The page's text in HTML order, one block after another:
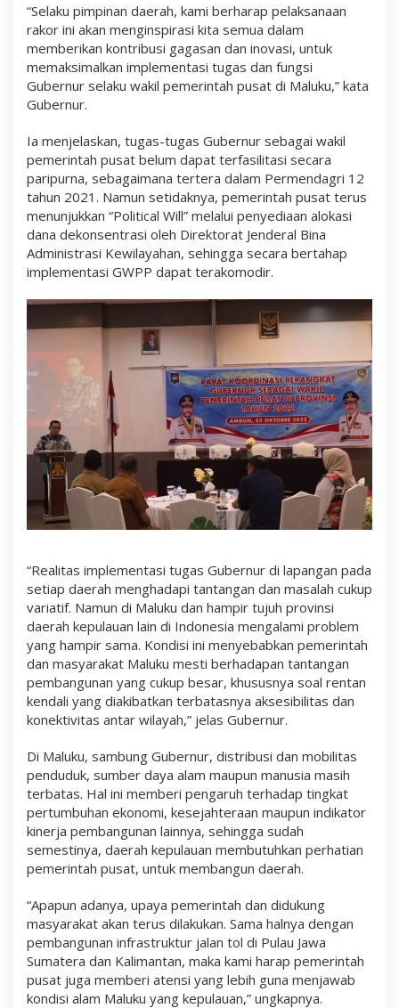
“Selaku pimpinan daerah, kami berharap pelaksanaan
rakor ini akan menginspirasi kita semua dalam
memberikan kontribusi gagasan dan inovasi, untuk
memaksimalkan implementasi tugas dan fungsi
Gubernur selaku wakil pemerintah pusat di Maluku,” kata
Gubernur.
Ia menjelaskan, tugas-tugas Gubernur sebagai wakil
pemerintah pusat belum dapat terfasilitasi secara
paripurna, sebagaimana tertera dalam Permendagri 12
tahun 2021. Namun setidaknya, pemerintah pusat terus
menunjukkan “Political Will” melalui penyediaan alokasi
dana dekonsentrasi oleh Direktorat Jenderal Bina
Administrasi Kewilayahan, sehingga secara bertahap
implementasi GWPP dapat terakomodir.
“Realitas implementasi tugas Gubernur di lapangan pada
setiap daerah menghadapi tantangan dan masalah cukup
variatif. Namun di Maluku dan hampir tujuh provinsi
daerah kepulauan lain di Indonesia mengalami problem
yang hampir sama. Kondisi ini menyebabkan pemerintah
dan masyarakat Maluku mesti berhadapan tantangan
pembangunan yang cukup besar, khususnya soal rentan
kendali yang diakibatkan terbatasnya aksesibilitas dan
konektivitas antar wilayah,” jelas Gubernur.
Di Maluku, sambung Gubernur, distribusi dan mobilitas
penduduk, sumber daya alam maupun manusia masih
terbatas. Hal ini memberi pengaruh terhadap tingkat
pertumbuhan ekonomi, kesejahteraan maupun indikator
kinerja pembangunan lainnya, sehingga sudah
semestinya, daerah kepulauan membutuhkan perhatian
pemerintah pusat, untuk membangun daerah.
“Apapun adanya, upaya pemerintah dan didukung
masyarakat akan terus dilakukan. Sama halnya dengan
pembangunan infrastruktur jalan tol di Pulau Jawa
Sumatera dan Kalimantan, maka kami harap pemerintah
pusat juga memberi atensi yang lebih guna menjawab
kondisi alam Maluku yang kepulauan,” ungkapnya.